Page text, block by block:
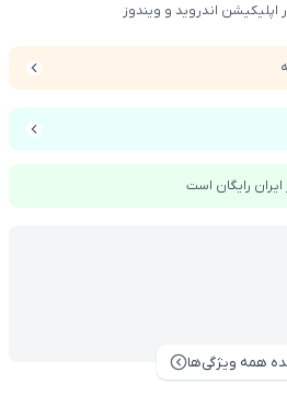
همه ویژگی‌ها
اندروید و ویندوز
رایگان است